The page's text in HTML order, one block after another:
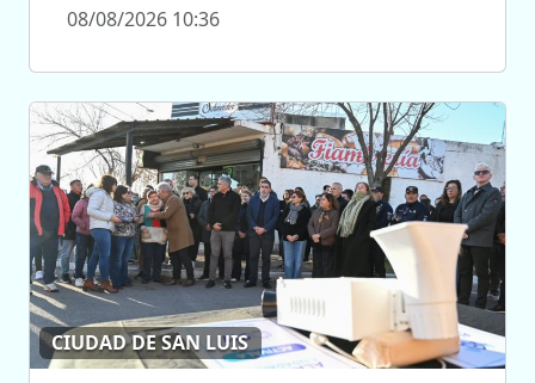
08/08/2026 10:36
CIUDAD DE SAN LUIS